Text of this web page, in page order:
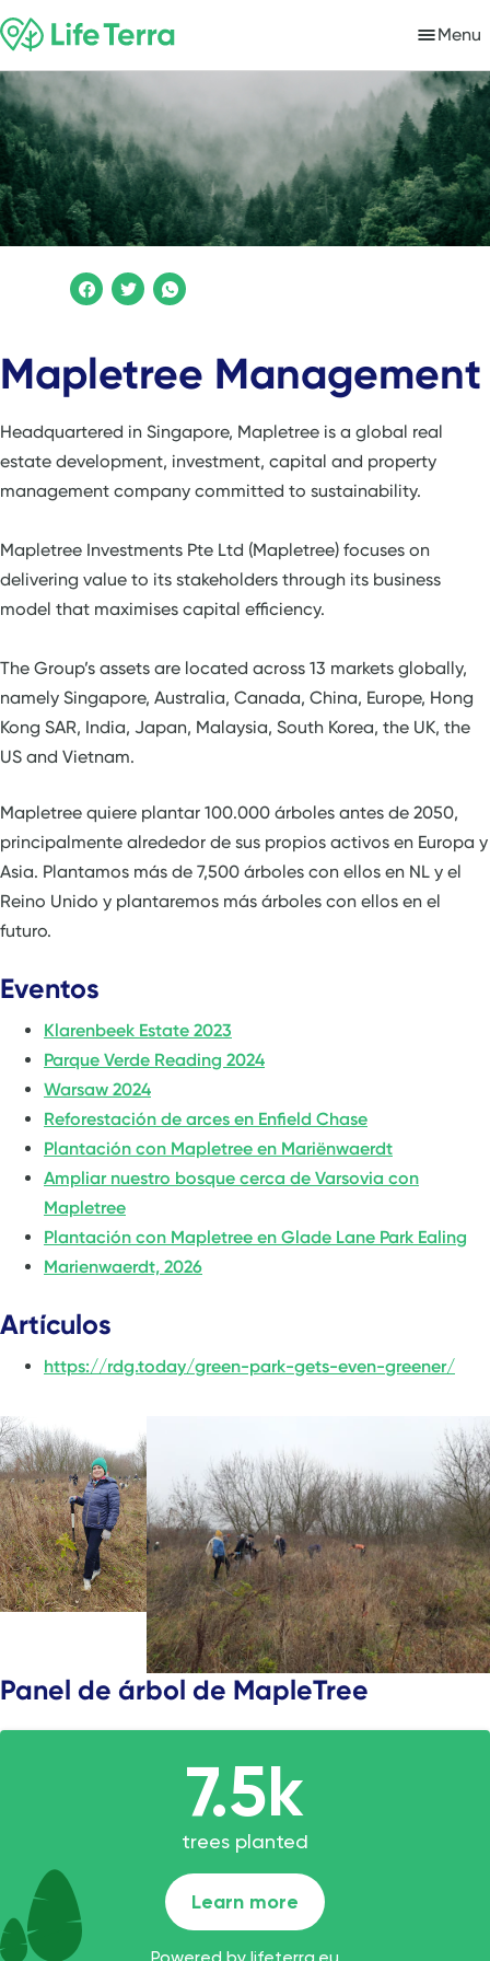
Menu
Mapletree Management
Headquartered in Singapore, Mapletree is a global real
estate development, investment, capital and property
management company committed to sustainability.
Mapletree Investments Pte Ltd (Mapletree) focuses on
delivering value to its stakeholders through its business
model that maximises capital efficiency.
The Group’s assets are located across 13 markets globally,
namely Singapore, Australia, Canada, China, Europe, Hong
Kong SAR, India, Japan, Malaysia, South Korea, the UK, the
US and Vietnam.
Mapletree quiere plantar 100.000 árboles antes de 2050,
principalmente alrededor de sus propios activos en Europa y
Asia. Plantamos más de 7,500 árboles con ellos en NL y el
Reino Unido y plantaremos más árboles con ellos en el
futuro.
Eventos
Klarenbeek Estate 2023
Parque Verde Reading 2024
Warsaw 2024
Reforestación de arces en Enfield Chase
Plantación con Mapletree en Mariënwaerdt
Ampliar nuestro bosque cerca de Varsovia con
Mapletree
Plantación con Mapletree en Glade Lane Park Ealing
Marienwaerdt, 2026
Artículos
https://rdg.today/green-park-gets-even-greener/
Panel de árbol de MapleTree